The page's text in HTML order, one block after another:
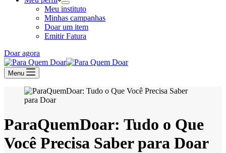
Meu instituto
Minhas campanhas
Doar um item
Emitir Fatura
Doar agora
Menu
ParaQuemDoar: Tudo o Que
Você Precisa Saber para Doar